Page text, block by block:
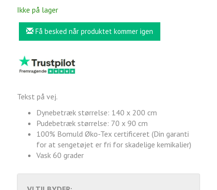
Ikke på lager
Få besked når produktet kommer igen
Tekst på vej.
Dynebetræk størrelse: 140 x 200 cm
Pudebetræk størrelse: 70 x 90 cm
100% Bomuld Øko-Tex certificeret (Din garanti
for at sengetøjet er fri for skadelige kemikalier)
Vask 60 grader